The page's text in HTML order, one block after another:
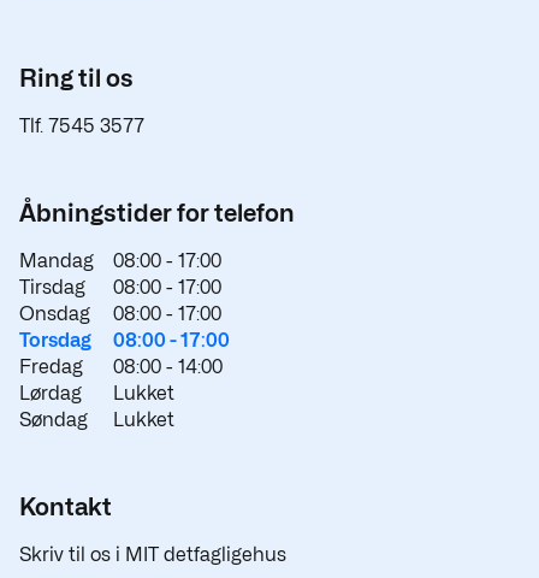
Ring til os
Tlf. 7545 3577
Åbningstider for telefon
Mandag 08:00 - 17:00
Tirsdag
08:00 - 17:00
Onsdag
08:00 - 17:00
Torsdag
08:00 -17:00
Fredag
08:00 - 14:00
Lørdag
Lukket
Søndag
Lukket
Kontakt
Skriv til os i MIT detfagligehus